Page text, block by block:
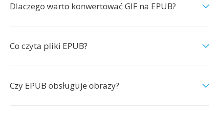
Dlaczego warto konwertować GIF na EPUB?
Co czyta pliki EPUB?
Czy EPUB obsługuje obrazy?